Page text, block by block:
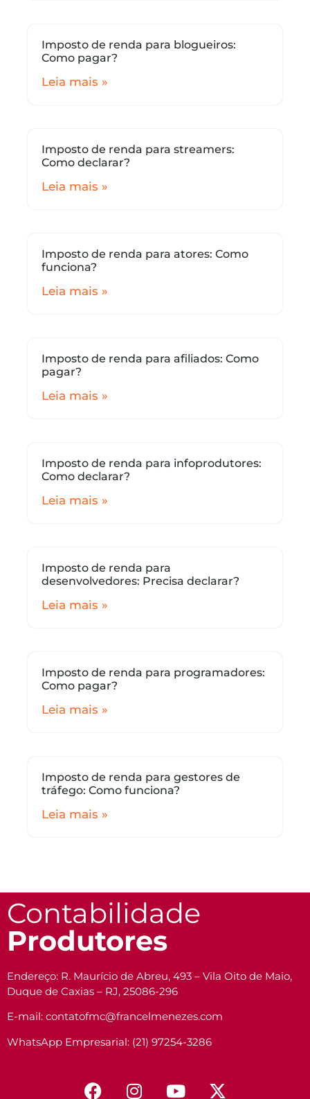
Imposto de renda para blogueiros:
Como pagar?
Leia mais »
Imposto de renda para streamers:
Como declarar?
Leia mais »
Imposto de renda para atores: Como
funciona?
Leia mais »
Imposto de renda para afiliados: Como
pagar?
Leia mais »
Imposto de renda para infoprodutores:
Como declarar?
Leia mais »
Imposto de renda para
desenvolvedores: Precisa declarar?
Leia mais »
Imposto de renda para programadores:
Como pagar?
Leia mais »
Imposto de renda para gestores de
tráfego: Como funciona?
Leia mais »
Contabilidade
Produtores
Endereço: R. Maurício de Abreu, 493 – Vila Oito de Maio,
Duque de Caxias – RJ, 25086-296
E-mail: contatofmc@francelmenezes.com
WhatsApp Empresarial: (21) 97254-3286